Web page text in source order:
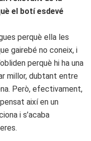
el botí esdevé
perquè ella les
gairebé no coneix, i
perquè hi ha una
millor, dubtant entre
Però, efectivament,
així en un
i s’acaba